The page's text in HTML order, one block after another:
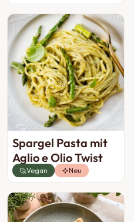
Spargel Pasta mit
Aglio e Olio Twist
Vegan Neu